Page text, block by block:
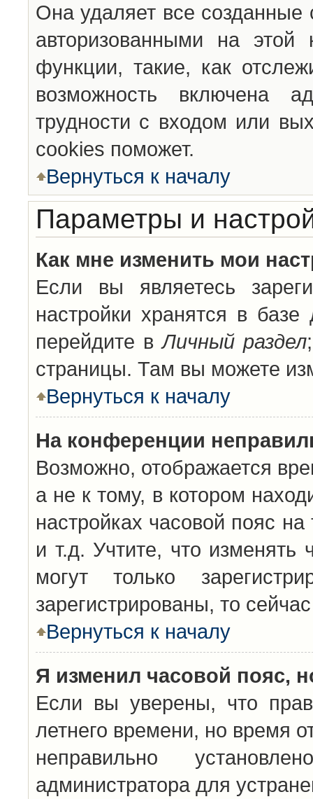
Она удаляет все созданные
авторизованными на
функции, такие, как
возможность включена
трудности с входом или
cookies поможет.
Вернуться к началу
Параметры и
Как мне изменить мои
Если вы являетесь
настройки хранятся в
перейдите вЛичный раздел
страницы. Там вы можете
Вернуться к началу
На конференции
Возможно, отображается
а не к тому, в котором
настройках часовой пояс
и т.д. Учтите, что изменять
могут только
зарегистрированы, то
Вернуться к началу
Я изменил часовой пояс,
Если вы уверены, что
летнего времени, но время
неправильно
администратора для